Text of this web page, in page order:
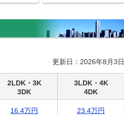
更新日：2026年8月3日
2LDK・3K
3DK
3LDK・4K
4DK
16.4万円 23.4万円